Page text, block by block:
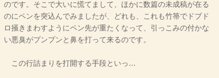
のです。そこで大いに慌てまして、ほかに数篇の未成稿が在る
のにペンを突込んでみましたが、どれも、これも竹箒でドブド
ロ掻きまわすようにペン先が重たくなって、引っこみの付かな
い悪臭がプンプンと鼻を打って来るのです。
この行詰まりを打開する手段といっ…